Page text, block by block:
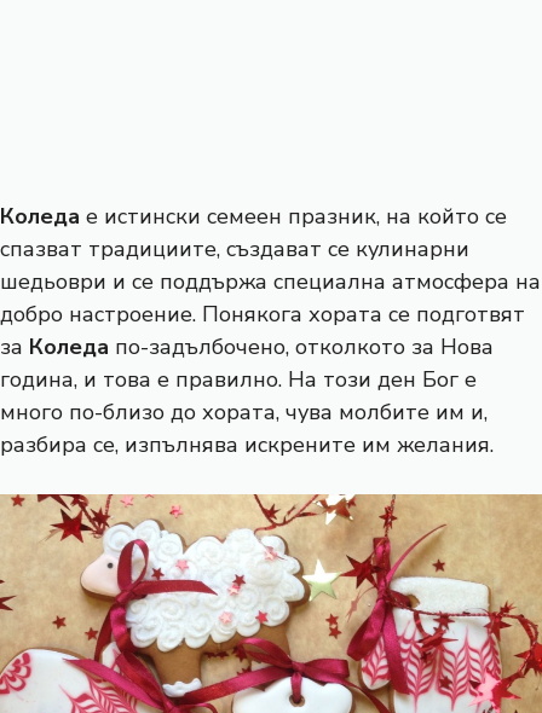
Коледа е истински семеен празник, на който се
спазват традициите, създават се кулинарни
шедьоври и се поддържа специална атмосфера на
добро настроение. Понякога хората се подготвят
за Коледа по-задълбочено, отколкото за Нова
година, и това е правилно. На този ден Бог е
много по-близо до хората, чува молбите им и,
разбира се, изпълнява искрените им желания.